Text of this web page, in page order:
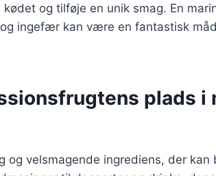
og tilføje en unik smag. En
ingefær kan være en fantastisk
plads i
og velsmagende ingrediens, der